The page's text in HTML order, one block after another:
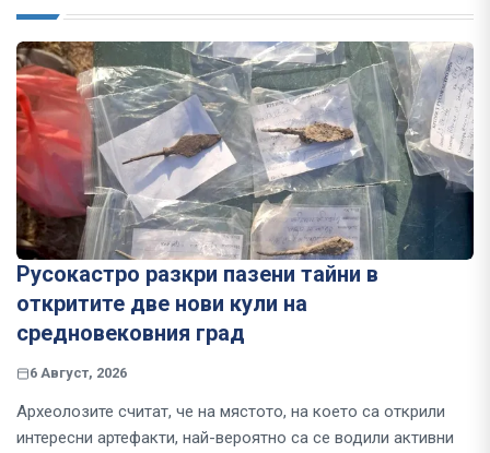
Русокастро разкри пазени тайни в
откритите две нови кули на
средновековния град
6 Август, 2026
Археолозите считат, че на мястото, на което са открили
интересни артефакти, най-вероятно са се водили активни